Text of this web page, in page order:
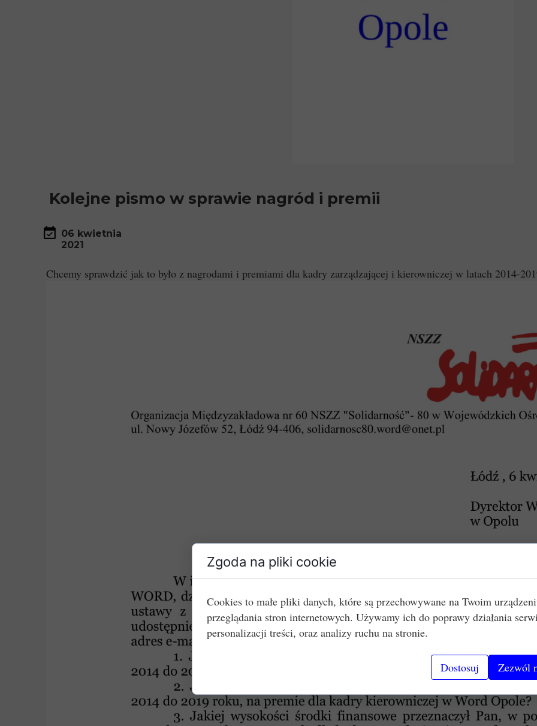
06 kwietnia
2021
Chcemy sprawdzić jak to było z nagrodami i premiami dla kadry zarządzającej i kierowniczej w latach 2014-
Kolejne pismo w sprawie nagród i premii
Zgoda na pliki cookie
Cookies to małe pliki danych, które są przechowywane na Twoim
przeglądania stron internetowych. Używamy ich do poprawy działania
personalizacji treści, oraz analizy ruchu na stronie.
Dostosuj Zezwól